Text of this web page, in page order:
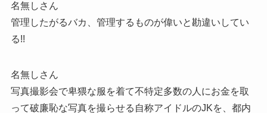
名無しさん
管理したがるバカ、管理するものが偉いと勘違いしてい
る!!
名無しさん
写真撮影会で卑猥な服を着て不特定多数の人にお金を取
って破廉恥な写真を撮らせる自称アイドルのJKを、都内